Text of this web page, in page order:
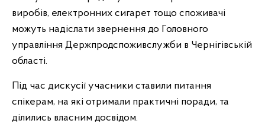
виробів, електронних сигарет тощо споживачі
можуть надіслати звернення до Головного
управління Держпродспоживслужби в Чернігівській
області.
Під час дискусії учасники ставили питання
спікерам, на які отримали практичні поради, та
ділились власним досвідом.